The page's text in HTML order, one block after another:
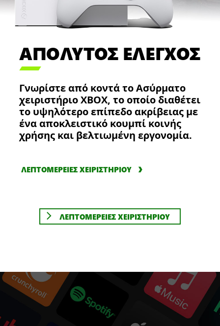
ΑΠΟΛΥΤΟΣ ΕΛΕΓΧΟΣ

Γνωρίστε από κοντά το Ασύρματο
χειριστήριο XBOX, το οποίο διαθέτει
το υψηλότερο επίπεδο ακρίβειας με
ένα αποκλειστικό κουμπί κοινής
χρήσης και βελτιωμένη εργονομία.
ΛΕΠΤΟΜΕΡΕΙΕΣ ΧΕΙΡΙΣΤΗΡΙΟΥ
ΛΕΠΤΟΜΕΡΕΙΕΣ ΧΕΙΡΙΣΤΗΡΙΟΥ